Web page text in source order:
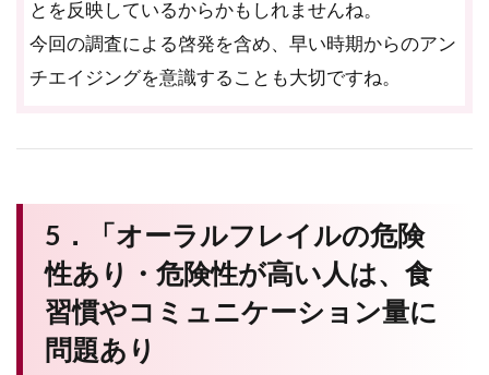
とを反映しているからかもしれませんね。
今回の調査による啓発を含め、早い時期からのアン
チエイジングを意識することも大切ですね。
5．「オーラルフレイルの危険
性あり・危険性が高い人は、食
習慣やコミュニケーション量に
問題あり